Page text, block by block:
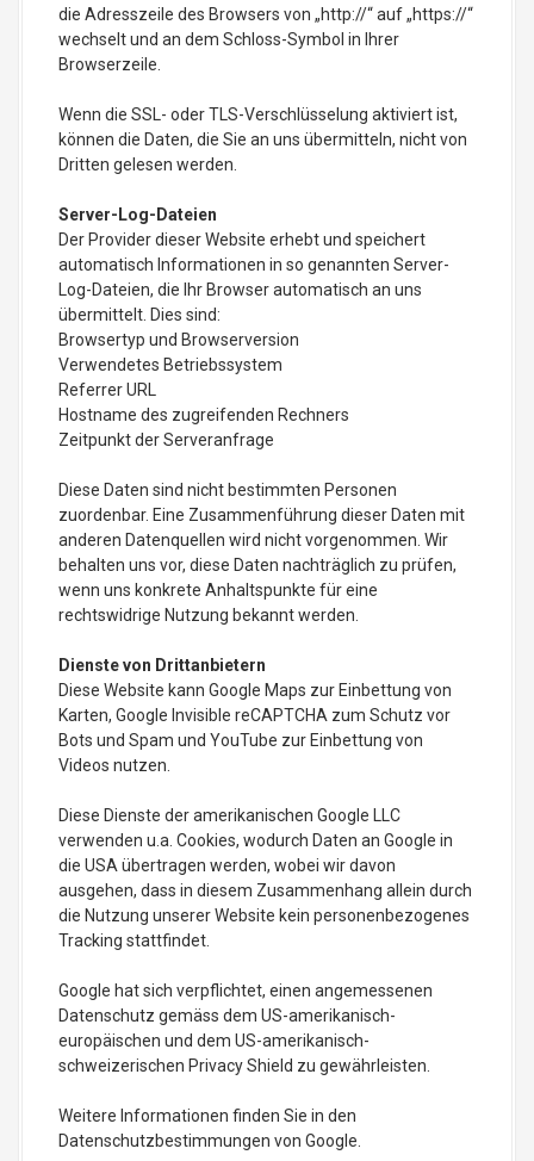
die Adresszeile des Browsers von „http://“ auf „https://“
wechselt und an dem Schloss-Symbol in Ihrer
Browserzeile.
Wenn die SSL- oder TLS-Verschlüsselung aktiviert ist,
können die Daten, die Sie an uns übermitteln, nicht von
Dritten gelesen werden.
Server-Log-Dateien
Der Provider dieser Website erhebt und speichert
automatisch Informationen in so genannten Server-
Log-Dateien, die Ihr Browser automatisch an uns
übermittelt. Dies sind:
Browsertyp und Browserversion
Verwendetes Betriebssystem
Referrer URL
Hostname des zugreifenden Rechners
Zeitpunkt der Serveranfrage
Diese Daten sind nicht bestimmten Personen
zuordenbar. Eine Zusammenführung dieser Daten mit
anderen Datenquellen wird nicht vorgenommen. Wir
behalten uns vor, diese Daten nachträglich zu prüfen,
wenn uns konkrete Anhaltspunkte für eine
rechtswidrige Nutzung bekannt werden.
Dienste von Drittanbietern
Diese Website kann Google Maps zur Einbettung von
Karten, Google Invisible reCAPTCHA zum Schutz vor
Bots und Spam und YouTube zur Einbettung von
Videos nutzen.
Diese Dienste der amerikanischen Google LLC
verwenden u.a. Cookies, wodurch Daten an Google in
die USA übertragen werden, wobei wir davon
ausgehen, dass in diesem Zusammenhang allein durch
die Nutzung unserer Website kein personenbezogenes
Tracking stattfindet.
Google hat sich verpflichtet, einen angemessenen
Datenschutz gemäss dem US-amerikanisch-
europäischen und dem US-amerikanisch-
schweizerischen Privacy Shield zu gewährleisten.
Weitere Informationen finden Sie in den
Datenschutzbestimmungen von Google.